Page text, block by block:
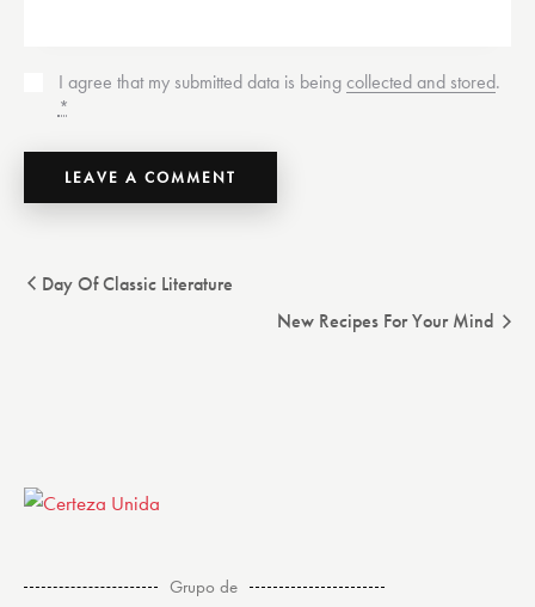
I agree that my submitted data is beingcollected and stored.
*
Day Of Classic Literature
New Recipes For Your Mind
Grupo de